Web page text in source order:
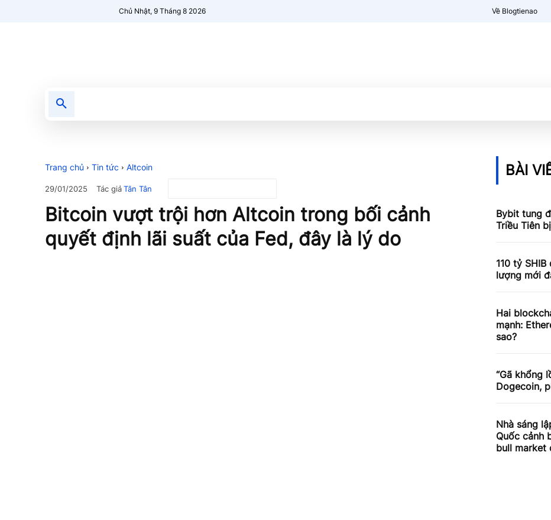
Chủ Nhật, 9 Tháng 8 2026 Về Blogtienao
Trang chủ Tin tức Altcoin
29/01/2025 Tác giảTân Tân
Bitcoin vượt trội hơn Altcoin trong bối cảnh
quyết định lãi suất của Fed, đây là lý do
BÀI
Bybit tung
Triều Tiên
110 tỷ
lượng mới
Hai
mạnh:
sao?
“Gã khổng
Dogecoin,
Nhà sáng
Quốc cảnh
bull market